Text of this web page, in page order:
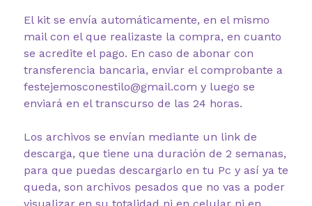
El kit se envía automáticamente, en el mismo
mail con el que realizaste la compra, en cuanto
se acredite el pago. En caso de abonar con
transferencia bancaria, enviar el comprobante a
festejemosconestilo@gmail.com y luego se
enviará en el transcurso de las 24 horas.
Los archivos se envían mediante un link de
descarga, que tiene una duración de 2 semanas,
para que puedas descargarlo en tu Pc y así ya te
queda, son archivos pesados que no vas a poder